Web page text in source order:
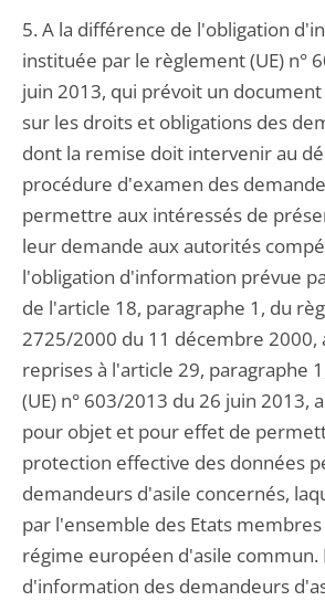
5. A la différence de l'obligation
instituée par le règlement (UE) n°
juin 2013, qui prévoit un
sur les droits et obligations des
dont la remise doit intervenir au
procédure d'examen des
permettre aux intéressés de
leur demande aux autorités
l'obligation d'information prévue
de l'article 18, paragraphe 1, du
2725/2000 du 11 décembre 2000,
reprises à l'article 29, paragraphe
(UE) n° 603/2013 du 26 juin 2013,
pour objet et pour effet de
protection effective des données
demandeurs d'asile concernés,
par l'ensemble des Etats
régime européen d'asile commun.
d'information des demandeurs